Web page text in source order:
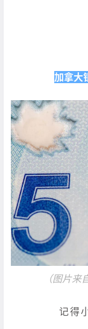
加拿大
（图片来
记得